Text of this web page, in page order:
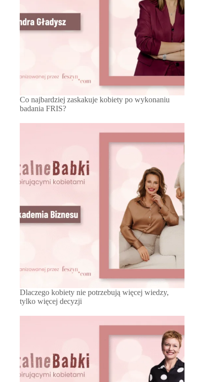
Co najbardziej zaskakuje kobiety po wykonaniu
badania FRIS?
Dlaczego kobiety nie potrzebują więcej wiedzy,
tylko więcej decyzji